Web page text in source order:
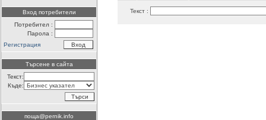
Вход потребители
Потребител :
Парола :
Регистрация
Търсене в сайта
Текст:
Къде:
поща@pernik.info
Текст :